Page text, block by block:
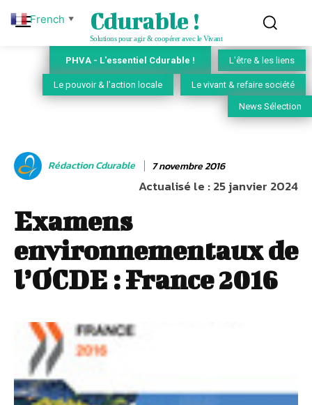
Cdurable !
Solutions pour agir & coopérer avec le Vivant
PHVA - L'essentiel Cdurable ! L'être & les liens
Le pouvoir & l'action locale Le vivant & refaire société
News Sélection
Rédaction Cdurable 7 novembre 2016
Actualisé le :25 janvier 2024
Examens
environnementaux de
l’OCDE : France 2016
French ▼